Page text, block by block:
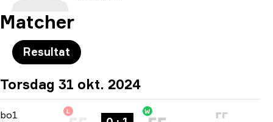
Matcher
Resultat
Torsdag 31 okt. 2024
bo1 Regular Season
bo1
L W